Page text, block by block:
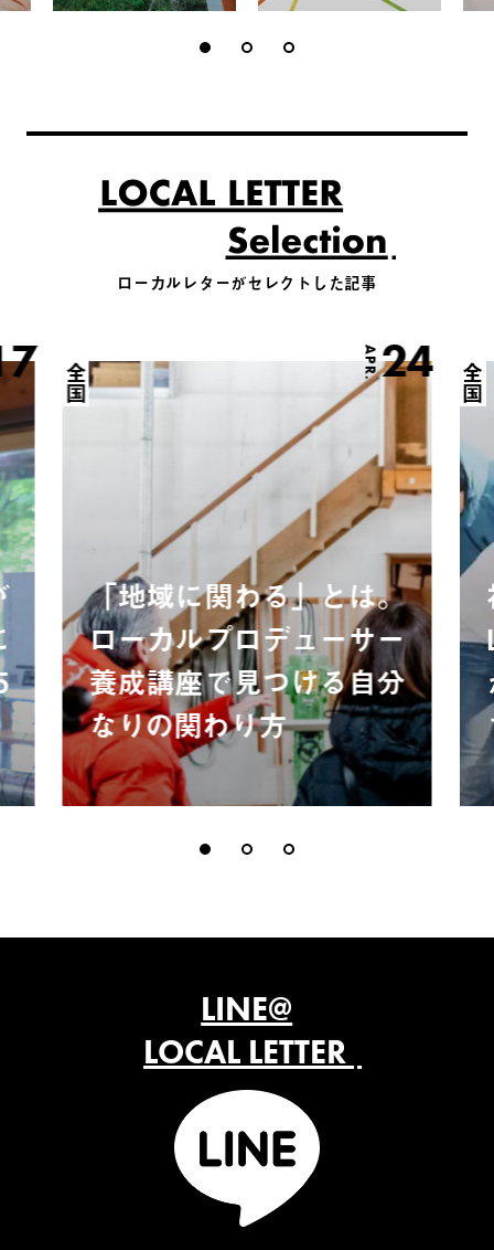
ローカルレターがセレクトした記事
APR.24
全国
「地域に関わる」とは。
ローカルプロデューサー
養成講座で見つける自分
なりの関わり方
全国
LINE@
LOCAL LETTER